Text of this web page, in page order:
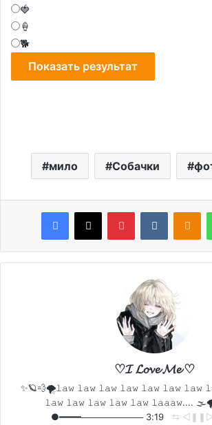
🍓
🍦
🐕
мило Собачки
♡𝓘 𝓛𝓸𝓿𝓮 𝓜𝓮 ♡
✨🪐💨🌪𝚕𝚊𝚠 𝚕𝚊𝚠 𝚕𝚊𝚠 𝚕𝚊𝚠 𝚕𝚊𝚠 𝚕𝚊𝚠 𝚕𝚊𝚠
𝚕𝚊𝚠 𝚕𝚊𝚠 𝚕𝚊𝚠 𝚕𝚊𝚠 𝚕𝚊𝚠 𝚕𝚊𝚊𝚊𝚠....
●━━━━────────── 3:19
⇆ ㅤ◁ㅤ❚❚